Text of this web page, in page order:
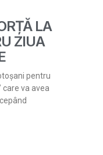
LA
ZIUA
pentru
care va avea